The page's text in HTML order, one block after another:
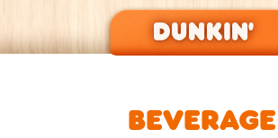
DUNKIN’ OF SEASON
BEVERAGE